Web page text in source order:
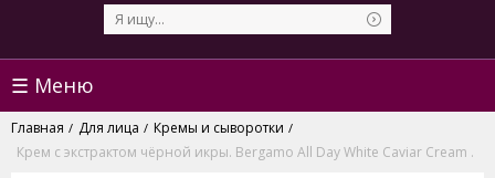
☰ Меню
Главная / Для лица / Кремы и сыворотки /
Крем с экстрактом чёрной икры. Bergamo All Day White Caviar Cream .